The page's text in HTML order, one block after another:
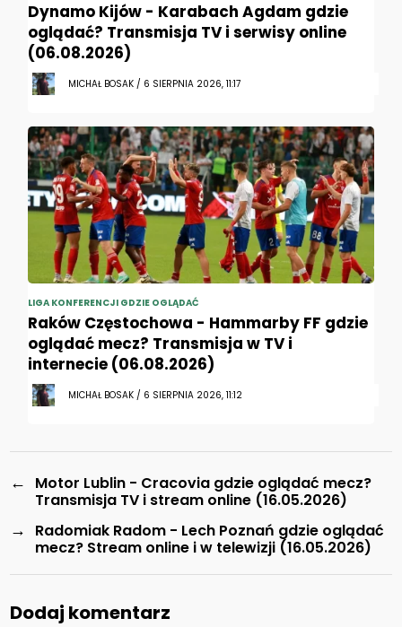
Dynamo Kijów - Karabach Agdam gdzie
oglądać? Transmisja TV i serwisy online
(06.08.2026)
MICHAŁ BOSAK / 6 SIERPNIA 2026, 11:17
LIGA KONFERENCJI GDZIE OGLĄDAĆ
Raków Częstochowa - Hammarby FF gdzie
oglądać mecz? Transmisja w TV i
internecie (06.08.2026)
MICHAŁ BOSAK / 6 SIERPNIA 2026, 11:12
←
Motor Lublin - Cracovia gdzie oglądać mecz?
Transmisja TV i stream online (16.05.2026)
→
Radomiak Radom - Lech Poznań gdzie oglądać
mecz? Stream online i w telewizji (16.05.2026)
Dodaj komentarz